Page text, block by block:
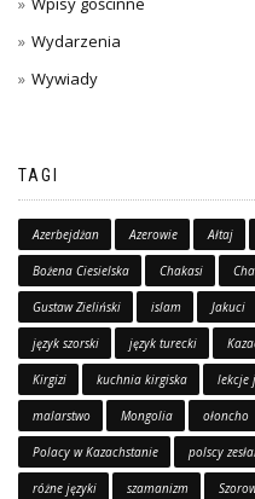
Wydarzenia
Wywiady
TAGI
Azerbejdżan Azerowie Ałtaj
Bożena Ciesielska Chakasi
Gustaw Zieliński islam Jakuci
język szorski język turecki
Kirgizi kuchnia kirgiska lekcje
malarstwo Mongolia ołoncho
Polacy w Kazachstanie polscy
różne języki szamanizm